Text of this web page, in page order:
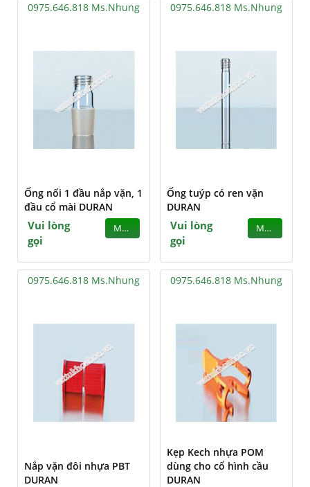
0975.646.818 Ms.Nhung
Ống nối 1 đầu nắp vặn, 1
đầu cổ mài DURAN
Vui lòng
gọi
MUA
0975.646.818 Ms.Nhung
Ống tuýp có ren vặn
DURAN
Vui lòng
gọi
MUA
0975.646.818 Ms.Nhung
Nắp vặn đôi nhựa PBT
DURAN
0975.646.818 Ms.Nhung
Kẹp Kech nhựa POM
dùng cho cổ hình cầu
DURAN